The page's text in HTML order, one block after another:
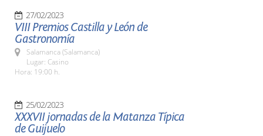
27/02/2023
VIII Premios Castilla y León de
Gastronomía
Salamanca (Salamanca)
Lugar: Casino
Hora: 19:00 h.
25/02/2023
XXXVII jornadas de la Matanza Típica
de Guijuelo